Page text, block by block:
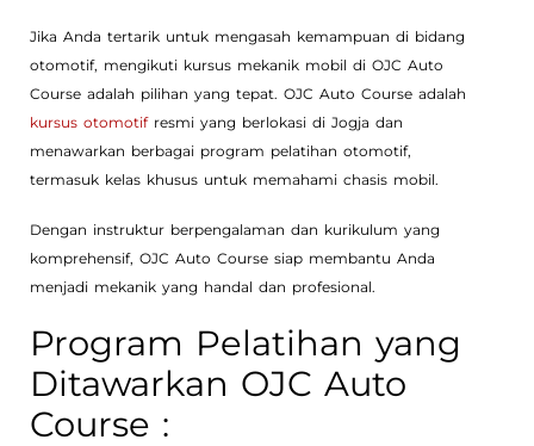
Jika Anda tertarik untuk mengasah kemampuan di bidang
otomotif, mengikuti kursus mekanik mobil di OJC Auto
Course adalah pilihan yang tepat. OJC Auto Course adalah
kursus otomotifresmi yang berlokasi di Jogja dan
menawarkan berbagai program pelatihan otomotif,
termasuk kelas khusus untuk memahami chasis mobil.
Dengan instruktur berpengalaman dan kurikulum yang
komprehensif, OJC Auto Course siap membantu Anda
menjadi mekanik yang handal dan profesional.
Program Pelatihan yang
Ditawarkan OJC Auto
Course :